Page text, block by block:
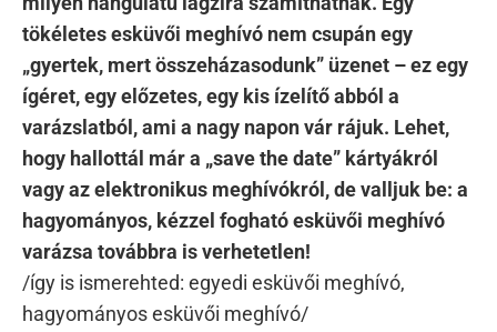
tökéletes esküvői meghívó nem csupán egy
„gyertek, mert összeházasodunk” üzenet – ez egy
ígéret, egy előzetes, egy kis ízelítő abból a
varázslatból, ami a nagy napon vár rájuk. Lehet,
hogy hallottál már a „save the date” kártyákról
vagy az elektronikus meghívókról, de valljuk be: a
hagyományos, kézzel fogható esküvői meghívó
varázsa továbbra is verhetetlen!
/így is ismerehted: egyedi esküvői meghívó,
hagyományos esküvői meghívó/